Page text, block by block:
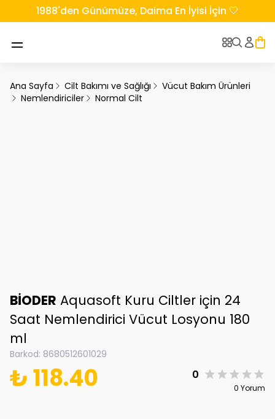
1988'den Günümüze, Daima En İyisi İçin 🤍
Ana Sayfa Cilt Bakımı ve Sağlığı
Vücut Bakım Ürünleri
Nemlendiriciler
Normal Cilt
BİODER Aquasoft Kuru Ciltler için 24
Saat Nemlendirici Vücut Losyonu 180
ml
Barkod: 8680512601029
₺ 118.40 0
0 Yorum